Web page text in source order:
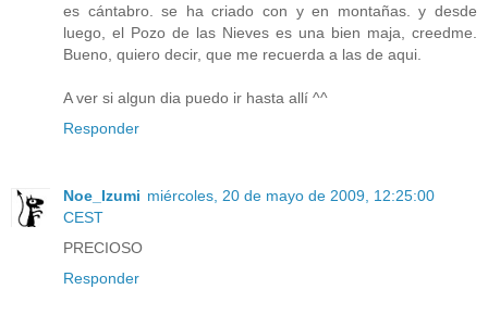
es cántabro. se ha criado con y en montañas. y desde
luego, el Pozo de las Nieves es una bien maja, creedme.
Bueno, quiero decir, que me recuerda a las de aqui.
A ver si algun dia puedo ir hasta allí ^^
Responder
Noe_Izumi miércoles, 20 de mayo de 2009, 12:25:00
CEST
PRECIOSO
Responder